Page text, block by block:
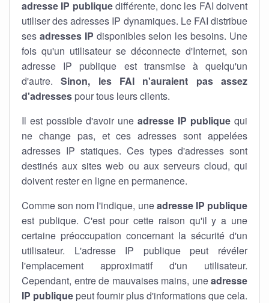
adresse IP publiquedifférente, donc les FAI doivent
utiliser des adresses IP dynamiques. Le FAI distribue
ses adresses IP disponibles selon les besoins. Une
fois qu'un utilisateur se déconnecte d'Internet, son
adresse IP publique est transmise à quelqu'un
d'autre.Sinon, les FAI n'auraient pas assez
d'adresses pour tous leurs clients.
Il est possible d'avoir une adresse IP publique qui
ne change pas, et ces adresses sont appelées
adresses IP statiques. Ces types d'adresses sont
destinés aux sites web ou aux serveurs cloud, qui
doivent rester en ligne en permanence.
Comme son nom l'indique, uneadresse IP publique
est publique. C'est pour cette raison qu'il y a une
certaine préoccupation concernant la sécurité d'un
utilisateur. L'adresse IP publique peut révéler
l'emplacement approximatif d'un utilisateur.
Cependant, entre de mauvaises mains, uneadresse
IP publique peut fournir plus d'informations que cela.